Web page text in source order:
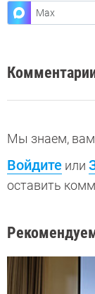
Max
Мы знаем, вам
Войдите или
оставить